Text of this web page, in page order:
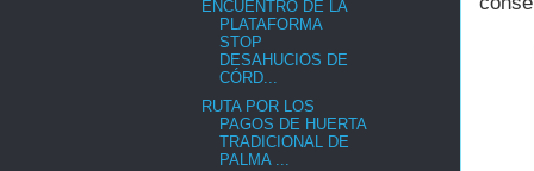
ENCUENTRO DE LA
PLATAFORMA
STOP
DESAHUCIOS DE
CÓRD...
RUTA POR LOS
PAGOS DE HUERTA
TRADICIONAL DE
PALMA ...